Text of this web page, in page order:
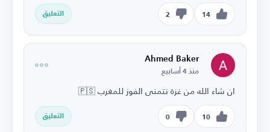
14
2 التعليق
Ahmed Baker
منذ 4 أسابيع
ان شاء الله من غزة نتمنى الفوز للمغرب 🇵🇸
10
0 التعليق